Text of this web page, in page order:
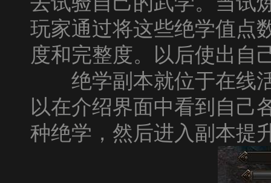
玩家通过将这些绝学值点
度和完整度。以后使出自
绝学副本就位于在线活
以在介绍界面中看到自己
种绝学，然后进入副本提